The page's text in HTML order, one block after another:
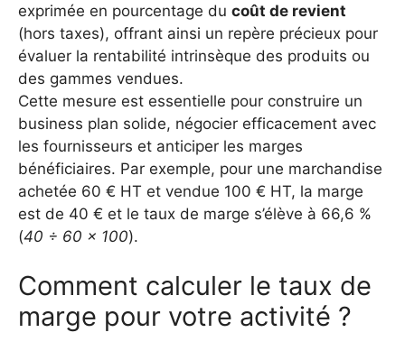
exprimée en pourcentage du coût de revient
(hors taxes), offrant ainsi un repère précieux pour
évaluer la rentabilité intrinsèque des produits ou
des gammes vendues.
Cette mesure est essentielle pour construire un
business plan solide, négocier efficacement avec
les fournisseurs et anticiper les marges
bénéficiaires. Par exemple, pour une marchandise
achetée 60 € HT et vendue 100 € HT, la marge
est de 40 € et le taux de marge s’élève à 66,6 %
(40 ÷ 60 × 100).
Comment calculer le taux de
marge pour votre activité ?